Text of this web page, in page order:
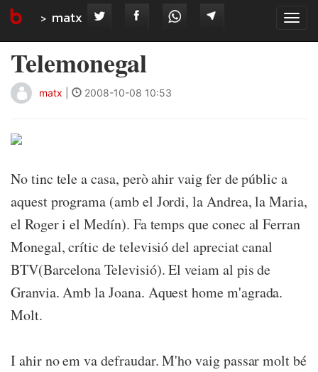
matx
Telemonegal
matx 2008-10-08 10:53
No tinc tele a casa, però ahir vaig fer de públic a
aquest programa (amb el Jordi, la Andrea, la Maria,
el Roger i el Medín). Fa temps que conec al Ferran
Monegal, crític de televisió del apreciat canal
BTV(Barcelona Televisió). El veiam al pis de
Granvia. Amb la Joana. Aquest home m'agrada.
Molt.
I ahir no em va defraudar. M'ho vaig passar molt bé